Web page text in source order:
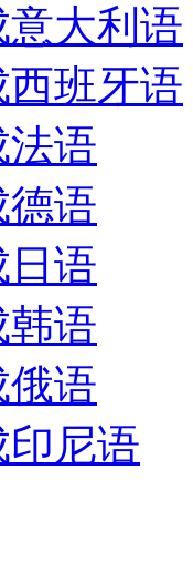
大利语
班牙语
语
语
语
语
语
尼语